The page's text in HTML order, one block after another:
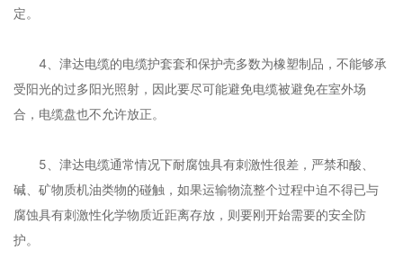
定。
4、津达电缆的电缆护套套和保护壳多数为橡塑制品，不能够承
受阳光的过多阳光照射，因此要尽可能避免电缆被避免在室外场
合，电缆盘也不允许放正。
5、津达电缆通常情况下耐腐蚀具有刺激性很差，严禁和酸、
碱、矿物质机油类物的碰触，如果运输物流整个过程中迫不得已与
腐蚀具有刺激性化学物质近距离存放，则要刚开始需要的安全防
护。